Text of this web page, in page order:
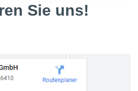
Sie uns!